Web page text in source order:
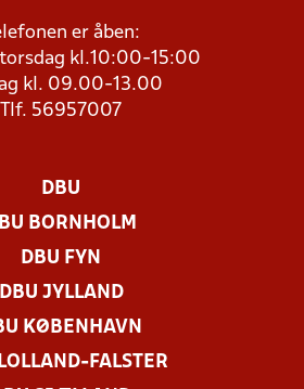
er åben:
kl.10:00-15:00
kl. 09.00-13.00
Tlf. 56957007
DBU
BORNHOLM
DBU FYN
DBU JYLLAND
KØBENHAVN
FALSTER